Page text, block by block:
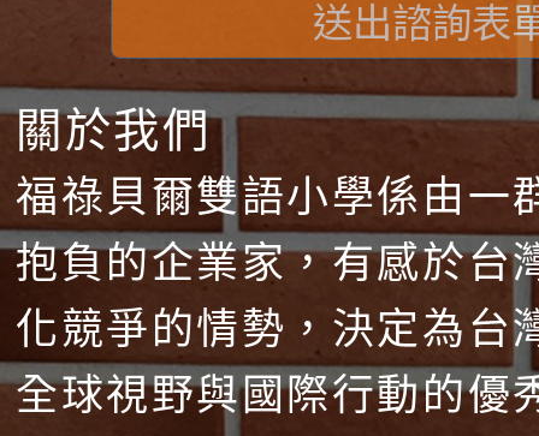
送出諮詢表
關於我們
福祿貝爾雙語小學係由一
抱負的企業家，有感於台
化競爭的情勢，決定為台
全球視野與國際行動的優